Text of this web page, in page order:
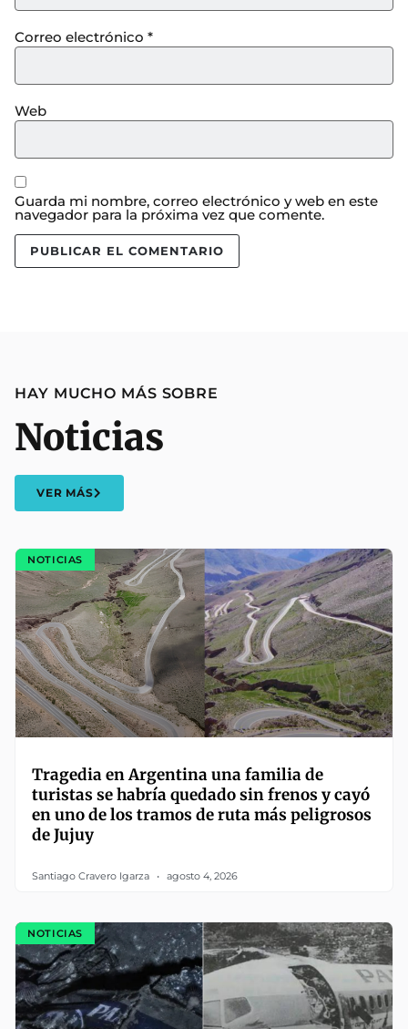
Correo electrónico *
Web
Guarda mi nombre, correo electrónico y web en este
navegador para la próxima vez que comente.
HAY MUCHO MÁS SOBRE
Noticias
VER MÁS
NOTICIAS
Tragedia en Argentina una familia de
turistas se habría quedado sin frenos y cayó
en uno de los tramos de ruta más peligrosos
de Jujuy
Santiago Cravero Igarza agosto 4, 2026
NOTICIAS